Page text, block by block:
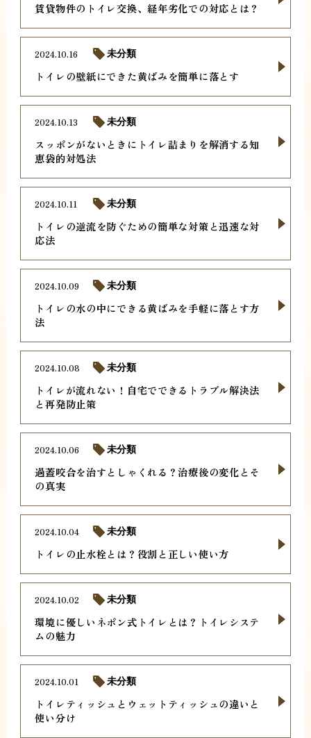
賃貸物件のトイレ交換、経年劣化での対応とは？
トイレの壁紙にできた黄ばみを簡単に落とす
2024.10.16 未分類
スッポンがないときにトイレ詰まりを解消する知
恵袋的対処法
2024.10.13 未分類
トイレの逆流を防ぐための簡単な対策と迅速な対
応法
2024.10.11 未分類
トイレの水の中にできる黄ばみを手軽に落とす方
法
2024.10.09 未分類
トイレが流れない！自宅でできるトラブル解決法
と再発防止策
2024.10.08 未分類
過蓋咬合を治すとしゃくれる？治療後の変化とそ
の真実
2024.10.06 未分類
トイレの止水栓とは？役割と正しい使い方
2024.10.04 未分類
環境に優しいネポン式トイレとは？トイレシステ
ムの魅力
2024.10.02 未分類
トイレティッシュとウェットティッシュの違いと
使い分け
2024.10.01 未分類